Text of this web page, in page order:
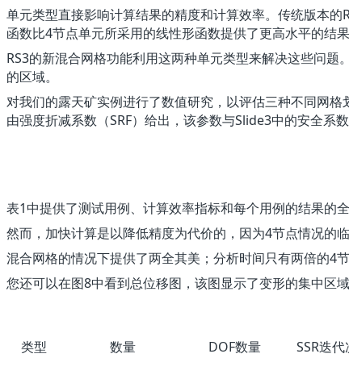
单元类型直接影响计算结果的精度和计算效率。传统版本
函数比4节点单元所采用的线性形函数提供了更高水平的结
RS3的新混合网格功能利用这两种单元类型来解决这些问
的区域。
对我们的露天矿实例进行了数值研究，以评估三种不同网
由强度折减系数（SRF）给出，该参数与Slide3中的安全系
表1中提供了测试用例、计算效率指标和每个用例的结果的
然而，加快计算是以降低精度为代价的，因为4节点情况的临
混合网格的情况下提供了两全其美；分析时间只有两倍的4
您还可以在图8中看到总位移图，该图显示了变形的集中区域
类型
数量 DOF数量 SSR迭